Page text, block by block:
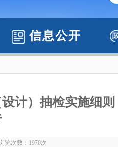
信息公开
计）抽检实施细
次数： 1970次